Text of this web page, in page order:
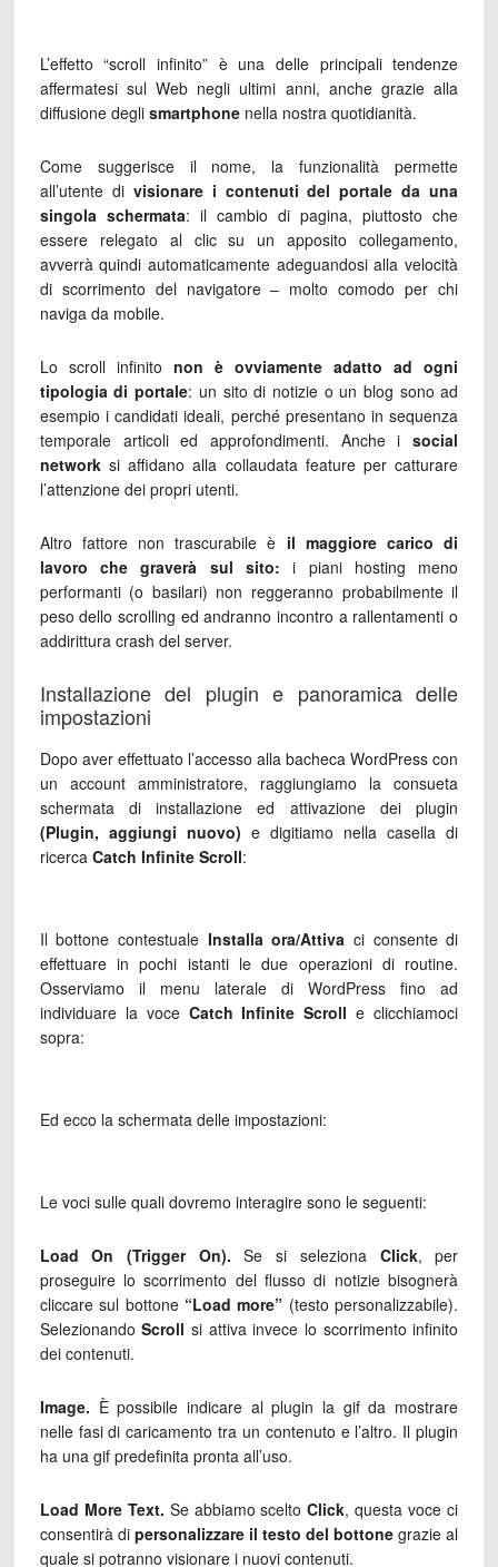
L’effetto “scroll infinito” è una delle principali tendenze
affermatesi sul Web negli ultimi anni, anche grazie alla
diffusione degli smartphonenella nostra quotidianità.
Come suggerisce il nome, la funzionalità permette
all’utente di visionare i contenuti del portale da una
singola schermata: il cambio di pagina, piuttosto che
essere relegato al clic su un apposito collegamento,
avverrà quindi automaticamente adeguandosi alla velocità
di scorrimento del navigatore – molto comodo per chi
naviga da mobile.
Lo scroll infinito non è ovviamente adatto ad ogni
tipologia di portale: un sito di notizie o un blog sono ad
esempio i candidati ideali, perché presentano in sequenza
temporale articoli ed approfondimenti. Anche isocial
networksi affidano alla collaudata feature per catturare
l’attenzione dei propri utenti.
Altro fattore non trascurabile è il maggiore carico di
lavoro che graverà sul sito:i piani hosting meno
performanti (o basilari) non reggeranno probabilmente il
peso dello scrolling ed andranno incontro a rallentamenti o
addirittura crash del server.
Installazione del plugin e panoramica delle
impostazioni
Dopo aver effettuato l’accesso alla bacheca WordPress con
un account amministratore, raggiungiamo la consueta
schermata di installazione ed attivazione dei plugin
(Plugin, aggiungi nuovo) e digitiamo nella casella di
ricerca Catch Infinite Scroll:
Il bottone contestuale Installa ora/Attiva ci consente di
effettuare in pochi istanti le due operazioni di routine.
Osserviamo il menu laterale di WordPress fino ad
individuare la voce Catch Infinite Scroll e clicchiamoci
sopra:
Ed ecco la schermata delle impostazioni:
Le voci sulle quali dovremo interagire sono le seguenti:
Load On (Trigger On). Se si seleziona Click, per
proseguire lo scorrimento del flusso di notizie bisognerà
cliccare sul bottone “Load more” (testo personalizzabile).
SelezionandoScrollsi attiva invece lo scorrimento infinito
dei contenuti.
Image. È possibile indicare al plugin la gif da mostrare
nelle fasi di caricamento tra un contenuto e l’altro. Il plugin
ha una gif predefinita pronta all’uso.
Load More Text. Se abbiamo sceltoClick, questa voce ci
consentirà di personalizzare il testo del bottonegrazie al
quale si potranno visionare i nuovi contenuti.